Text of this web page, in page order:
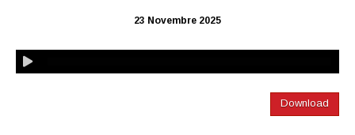
23 Novembre 2025
Download